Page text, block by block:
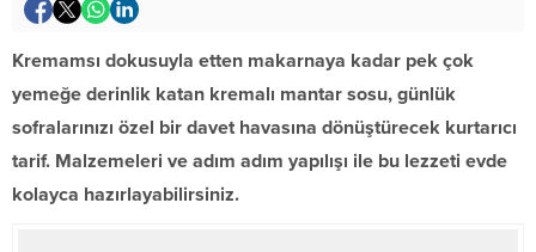
Kremamsı dokusuyla etten makarnaya kadar pek çok
yemeğe derinlik katan kremalı mantar sosu, günlük
sofralarınızı özel bir davet havasına dönüştürecek kurtarıcı
tarif. Malzemeleri ve adım adım yapılışı ile bu lezzeti evde
kolayca hazırlayabilirsiniz.